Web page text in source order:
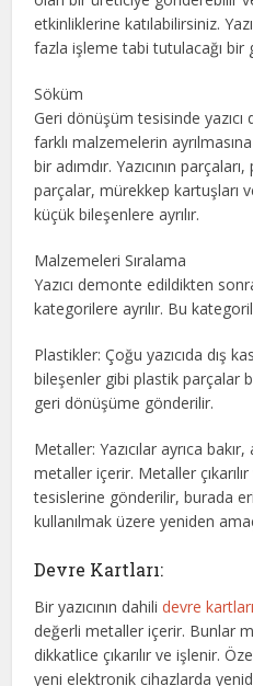
etkinliklerine katılabilirsiniz.
fazla işleme tabi tutulacağı bir
Söküm
Geri dönüşüm tesisinde
farklı malzemelerin
bir adımdır. Yazıcının
parçalar, mürekkep kartuşları
küçük bileşenlere ayrılır.
Malzemeleri Sıralama
Yazıcı demonte edildikten
kategorilere ayrılır. Bu
Plastikler: Çoğu yazıcıda dış
bileşenler gibi plastik parçalar
geri dönüşüme gönderilir.
Metaller: Yazıcılar ayrıca
metaller içerir. Metaller
tesislerine gönderilir, burada
kullanılmak üzere yeniden
Devre Kartları:
Bir yazıcının dahilidevre
değerli metaller içerir. Bunlar
dikkatlice çıkarılır ve işlenir.
yeni elektronik cihazlarda